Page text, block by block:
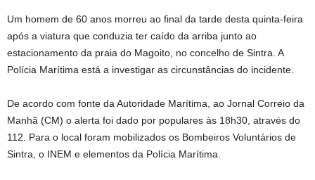
Um homem de 60 anos morreu ao final da tarde desta quinta-feira
após a viatura que conduzia ter caído da arriba junto ao
estacionamento da praia do Magoito, no concelho de Sintra. A
Polícia Marítima está a investigar as circunstâncias do incidente.
De acordo com fonte da Autoridade Marítima, ao Jornal Correio da
Manhã (CM) o alerta foi dado por populares às 18h30, através do
112. Para o local foram mobilizados os Bombeiros Voluntários de
Sintra, o INEM e elementos da Polícia Marítima.